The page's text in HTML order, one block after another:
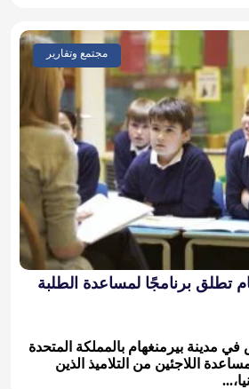
مجتمع وتقارير
تطلق برنامجًا لمساعدة الطلبة
مدينة بيرمنغهام بالمملكة المتحدة
اللاجئين من التلاميذ الذين